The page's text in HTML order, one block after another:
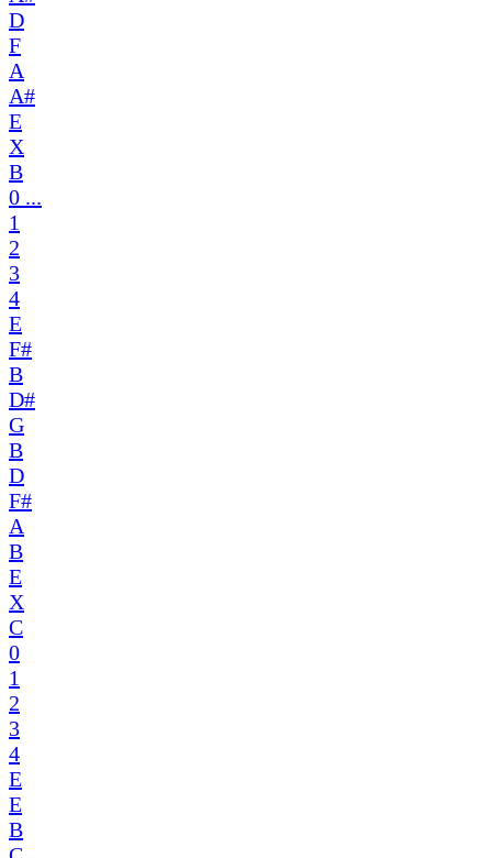
D
F
A
A#
E
X
B
0 ...
1
2
3
4
E
F#
B
D#
G
B
D
F#
A
B
E
X
C
0
1
2
3
4
E
E
B